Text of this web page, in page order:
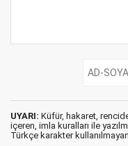
UYARI: Küfür, hakaret,
içeren, imla kuralları ile
Türkçe karakter